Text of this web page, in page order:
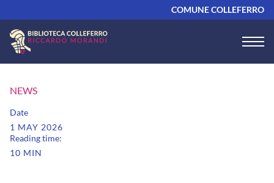
COMUNE COLLEFERRO
NEWS
Date
1 MAY 2026
Reading time:
10 MIN